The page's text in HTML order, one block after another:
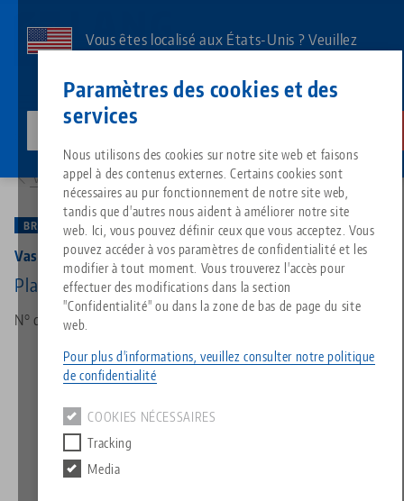
Paramètres des cookies et des
services
Nous utilisons des cookies sur notre site web et faisons
appel à des contenus externes. Certains cookies sont
nécessaires au pur fonctionnement de notre site web,
tandis que d'autres nous aident à améliorer notre site
web. Ici, vous pouvez définir ceux que vous acceptez. Vous
pouvez accéder à vos paramètres de confidentialité et les
modifier à tout moment. Vous trouverez l'accès pour
effectuer des modifications dans la section
"Confidentialité" ou dans la zone de bas de page du site
web.
Pour plus d'informations, veuillez consulter notre politique
de confidentialité
COOKIES NÉCESSAIRES
Tracking
Media
contenu
Vous êtes localisé aux États-Unis ? Veuillez
spécifique à votre pays.
Tout d'une seule source
Technologie de serrage à
Technologie de serrage des
Groupe de produits
Types de produits
Aperçu des produits
À propos de LANG
Philosophie
Innovations
Téléchargements
FAQ
Commande de catalogue
Blog
Actualités
Salons professionnels
Produits assortis
Désolé. Nous n'avons pu trouver aucun résultat.
Vers l'aperçu des produits
Services
Quicklinks
Téléchargements
Downloads
Breadcrumb
Vers l'aperçu des produits
BREVET EN INSTANCE
Vasto•Clamp 96, Mandrin à 6 mors
Plage de serrage 10 - 160 mm
N° d'art 59616